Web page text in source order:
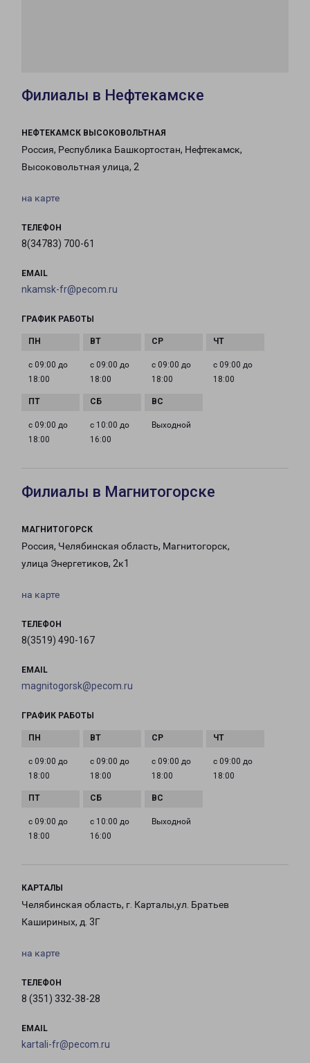
Филиалы в Нефтекамске
НЕФТЕКАМСК ВЫСОКОВОЛЬТНАЯ
Россия, Республика Башкортостан, Нефтекамск,
Высоковольтная улица, 2
на карте
ТЕЛЕФОН
8(34783) 700-61
EMAIL
nkamsk-fr@pecom.ru
ГРАФИК РАБОТЫ
с 09:00 до
18:00
с 09:00 до
18:00
с 09:00 до
18:00
с 09:00 до
18:00
с 09:00 до
18:00
с 10:00 до
16:00
Выходной
Филиалы в Магнитогорске
МАГНИТОГОРСК
Россия, Челябинская область, Магнитогорск,
улица Энергетиков, 2к1
на карте
ТЕЛЕФОН
8(3519) 490-167
EMAIL
magnitogorsk@pecom.ru
ГРАФИК РАБОТЫ
с 09:00 до
18:00
с 09:00 до
18:00
с 09:00 до
18:00
с 09:00 до
18:00
с 09:00 до
18:00
с 10:00 до
16:00
Выходной
КАРТАЛЫ
Челябинская область, г. Карталы,ул. Братьев
Кашириных, д. 3Г
на карте
ТЕЛЕФОН
8 (351) 332-38-28
EMAIL
kartali-fr@pecom.ru